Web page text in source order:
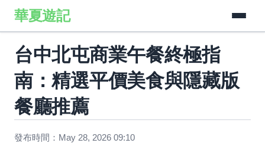
華夏遊記
台中北屯商業午餐終極指
南：精選平價美食與隱藏版
餐廳推薦
發布時間：May 28, 2026 09:10